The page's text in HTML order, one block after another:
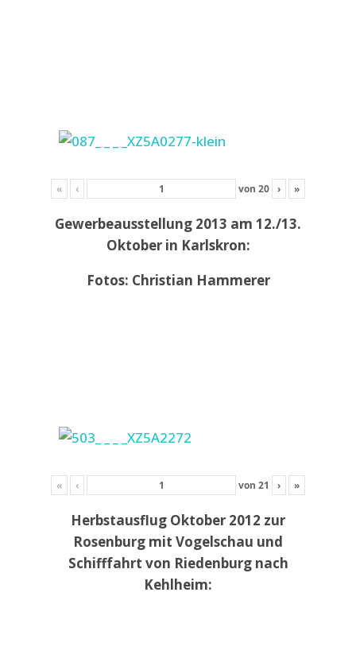
« ‹ von 20 › »
Gewerbeausstellung 2013 am 12./13.
Oktober in Karlskron:
Fotos: Christian Hammerer
« ‹ von 21 › »
Herbstausflug Oktober 2012 zur
Rosenburg mit Vogelschau und
Schifffahrt von Riedenburg nach
Kehlheim: